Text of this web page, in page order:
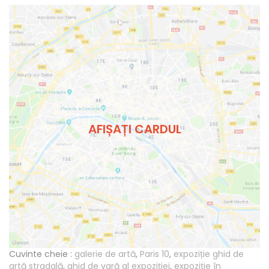
AFIȘAȚI CARDUL
Cuvinte cheie : galerie de artă, Paris 10, expoziție ghid de
artă stradală, ghid de vară al expoziției, expoziție în